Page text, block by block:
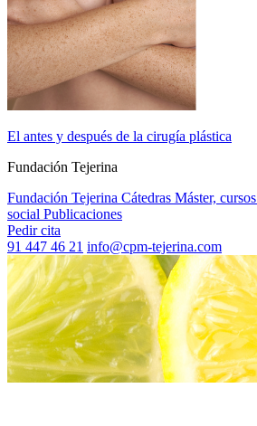
El antes y después de la cirugía plástica
Fundación Tejerina
Fundación Tejerina Cátedras Máster,
social Publicaciones
Pedir cita
91 447 46 21 info@cpm-tejerina.com